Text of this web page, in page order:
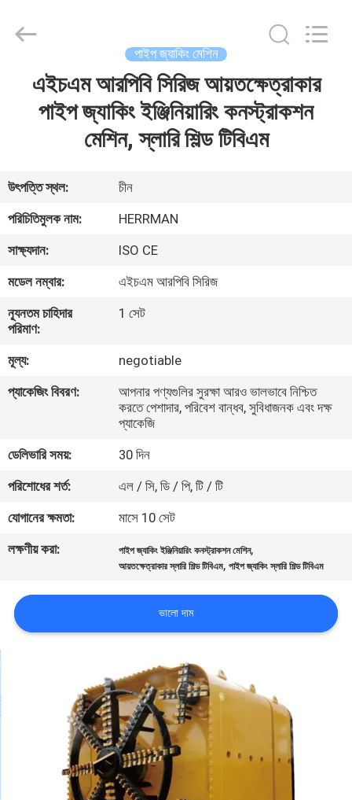
আমাদের
সম্পর্কে
কারখানা
ভ্রমণ
নিয়ন্ত্রণ
করুন
খবর
উদ্ধৃতির
আবেদন
সাইট
গোপনীয়তা
Rights
পাইপ জ্যাকিং মেশিন
এইচএম আরপিবি সিরিজ আয়তক্ষেত্রাকার
পাইপ জ্যাকিং ইঞ্জিনিয়ারিং কনস্ট্রাকশন
মেশিন, স্লারি শিল্ড টিবিএম
উৎপত্তি স্থল:
চীন
পরিচিতিমুলক নাম:
HERRMAN
সাক্ষ্যদান:
ISO CE
মডেল নম্বার:
এইচএম আরপিবি সিরিজ
ন্যূনতম চাহিদার
পরিমাণ:
1 সেট
মূল্য:
negotiable
প্যাকেজিং বিবরণ:
আপনার পণ্যগুলির সুরক্ষা আরও ভালভাবে নিশ্চিত
করতে পেশাদার, পরিবেশ বান্ধব, সুবিধাজনক এবং দক্ষ
প্যাকেজি
ডেলিভারি সময়:
30 দিন
পরিশোধের শর্ত:
এল / সি, ডি / পি, টি / টি
যোগানের ক্ষমতা:
মাসে 10 সেট
লক্ষণীয় করা:
পাইপ জ্যাকিং ইঞ্জিনিয়ারিং কনস্ট্রাকশন মেশিন,
আয়তক্ষেত্রাকার স্লারি শিল্ড টিবিএম,পাইপ জ্যাকিং স্লারি শিল্ড টিবিএম
ভালো দাম